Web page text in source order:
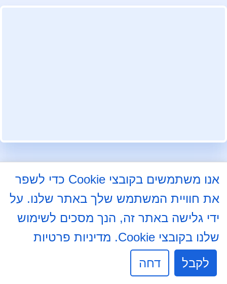
התלמוד 8א, באר שבע
08-6204000
08-6237234
info@mdb7.co.il
שעות פעילות מזכירות:
אנו משתמשים בקובצי Cookie כדי לשפר
את חוויית המשתמש שלך באתר שלנו. על
ידי גלישה באתר זה, הנך מסכים לשימוש
שלנו בקובצי Cookie.
מדיניות פרטיות
לקבל
דחה